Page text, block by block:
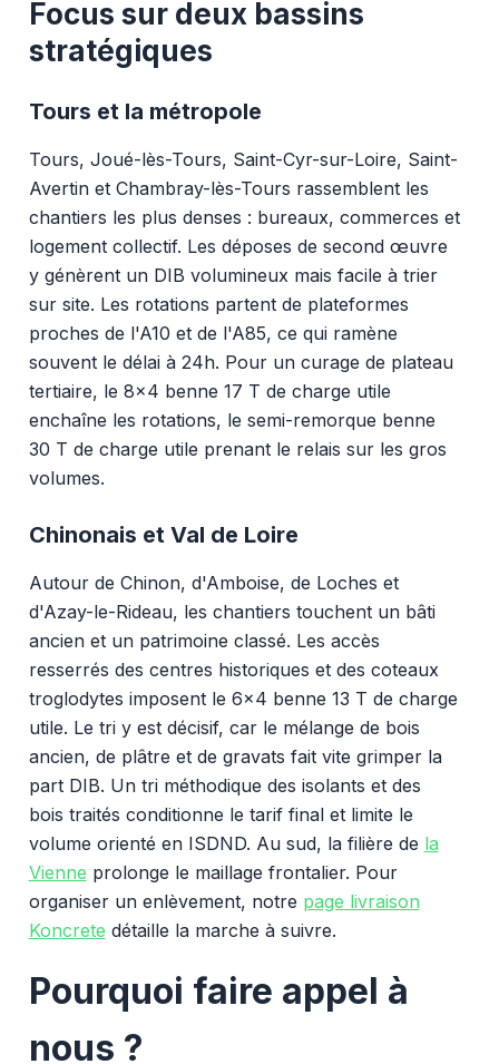
Focus sur deux bassins
stratégiques
Tours et la métropole
Tours, Joué-lès-Tours, Saint-Cyr-sur-Loire, Saint-
Avertin et Chambray-lès-Tours rassemblent les
chantiers les plus denses : bureaux, commerces et
logement collectif. Les déposes de second œuvre
y génèrent un DIB volumineux mais facile à trier
sur site. Les rotations partent de plateformes
proches de l'A10 et de l'A85, ce qui ramène
souvent le délai à 24h. Pour un curage de plateau
tertiaire, le 8x4 benne 17 T de charge utile
enchaîne les rotations, le semi-remorque benne
30 T de charge utile prenant le relais sur les gros
volumes.
Chinonais et Val de Loire
Autour de Chinon, d'Amboise, de Loches et
d'Azay-le-Rideau, les chantiers touchent un bâti
ancien et un patrimoine classé. Les accès
resserrés des centres historiques et des coteaux
troglodytes imposent le 6x4 benne 13 T de charge
utile. Le tri y est décisif, car le mélange de bois
ancien, de plâtre et de gravats fait vite grimper la
part DIB. Un tri méthodique des isolants et des
bois traités conditionne le tarif final et limite le
volume orienté en ISDND. Au sud, la filière de la
Vienne prolonge le maillage frontalier. Pour
organiser un enlèvement, notre page livraison
Koncrete détaille la marche à suivre.
Pourquoi faire appel à
nous ?